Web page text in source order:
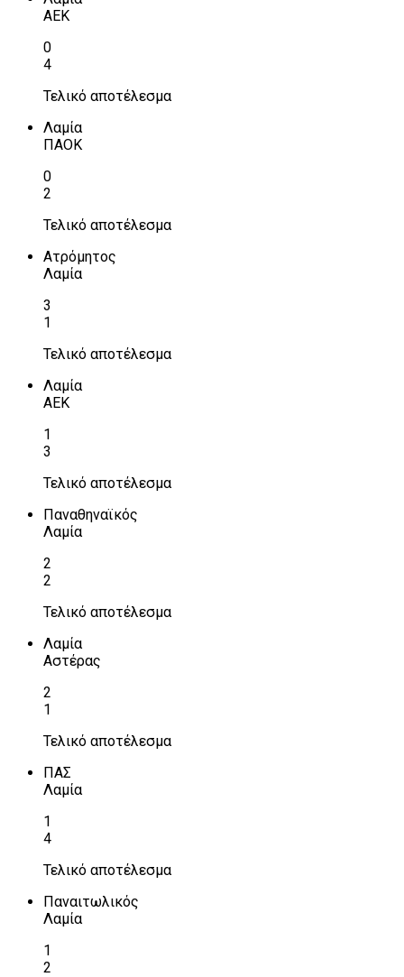
ΑΕΚ
0
4
Τελικό αποτέλεσμα
Λαμία
ΠΑΟΚ
0
2
Τελικό αποτέλεσμα
Ατρόμητος
Λαμία
3
1
Τελικό αποτέλεσμα
Λαμία
ΑΕΚ
1
3
Τελικό αποτέλεσμα
Παναθηναϊκός
Λαμία
2
2
Τελικό αποτέλεσμα
Λαμία
Αστέρας
2
1
Τελικό αποτέλεσμα
ΠΑΣ
Λαμία
1
4
Τελικό αποτέλεσμα
Παναιτωλικός
Λαμία
1
2